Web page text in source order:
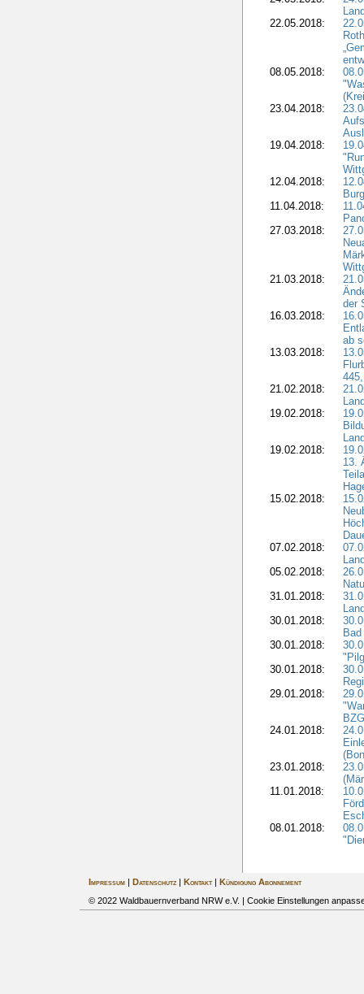
22.05.2018:
08.05.2018:
23.04.2018:
19.04.2018:
12.04.2018:
11.04.2018:
27.03.2018:
21.03.2018:
der
16.03.2018:
ab
13.03.2018:
21.02.2018:
19.02.2018:
19.02.2018:
13.
15.02.2018:
07.02.2018:
05.02.2018:
31.01.2018:
30.01.2018:
30.01.2018:
30.01.2018:
29.01.2018:
24.01.2018:
23.01.2018:
11.01.2018:
08.01.2018:
Impressum| Datenschutz| Kontakt|
Kündigung Abonnement
© 2022 Waldbauernverband NRW e.V. | Cookie Einstellungen